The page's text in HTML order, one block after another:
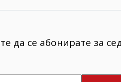
да се абонирате за